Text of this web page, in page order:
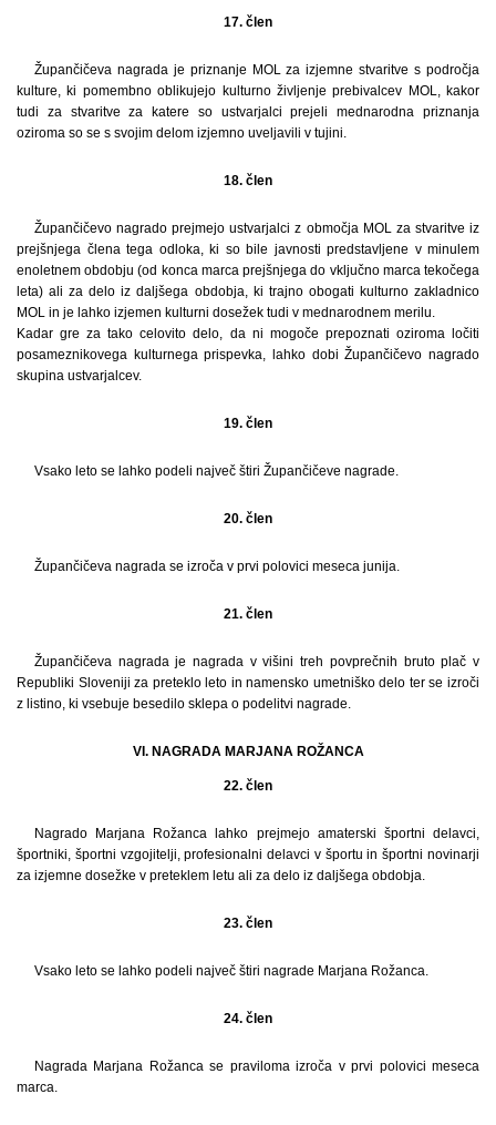
17. člen
Župančičeva nagrada je priznanje MOL za izjemne stvaritve s področja
kulture, ki pomembno oblikujejo kulturno življenje prebivalcev MOL, kakor
tudi za stvaritve za katere so ustvarjalci prejeli mednarodna priznanja
oziroma so se s svojim delom izjemno uveljavili v tujini.
18. člen
Župančičevo nagrado prejmejo ustvarjalci z območja MOL za stvaritve iz
prejšnjega člena tega odloka, ki so bile javnosti predstavljene v minulem
enoletnem obdobju (od konca marca prejšnjega do vključno marca tekočega
leta) ali za delo iz daljšega obdobja, ki trajno obogati kulturno zakladnico
MOL in je lahko izjemen kulturni dosežek tudi v mednarodnem merilu.
Kadar gre za tako celovito delo, da ni mogoče prepoznati oziroma ločiti
posameznikovega kulturnega prispevka, lahko dobi Župančičevo nagrado
skupina ustvarjalcev.
19. člen
Vsako leto se lahko podeli največ štiri Župančičeve nagrade.
20. člen
Župančičeva nagrada se izroča v prvi polovici meseca junija.
21. člen
Župančičeva nagrada je nagrada v višini treh povprečnih bruto plač v
Republiki Sloveniji za preteklo leto in namensko umetniško delo ter se izroči
z listino, ki vsebuje besedilo sklepa o podelitvi nagrade.
VI. NAGRADA MARJANA ROŽANCA
22. člen
Nagrado Marjana Rožanca lahko prejmejo amaterski športni delavci,
športniki, športni vzgojitelji, profesionalni delavci v športu in športni novinarji
za izjemne dosežke v preteklem letu ali za delo iz daljšega obdobja.
23. člen
Vsako leto se lahko podeli največ štiri nagrade Marjana Rožanca.
24. člen
Nagrada Marjana Rožanca se praviloma izroča v prvi polovici meseca
marca.